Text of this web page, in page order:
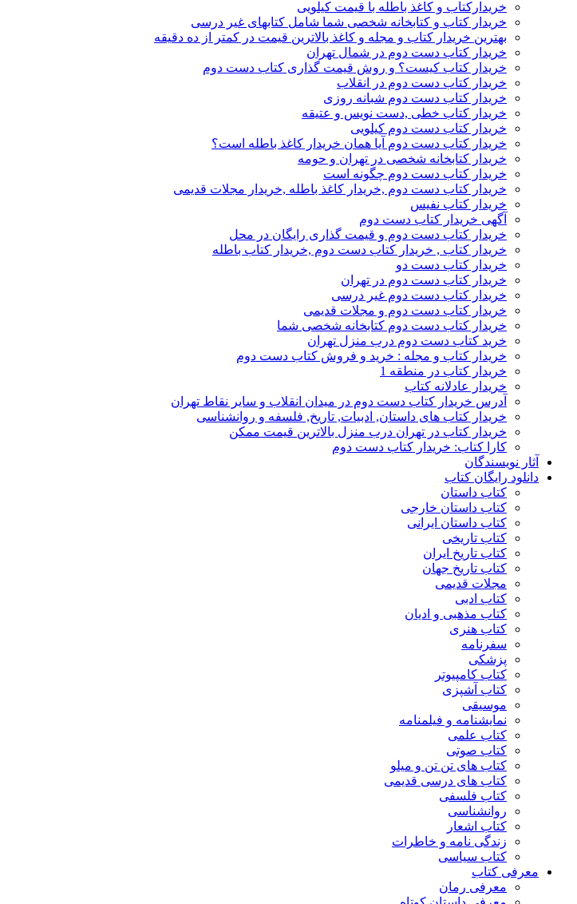
خریدارکتاب و کاغذ باطله با قیمت کیلویی
خریدار کتاب و کتابخانه شخصی شما شامل کتابهای غیر درسی
بهترین خریدار کتاب و مجله و کاغذ بالاترین قیمت در کمتر از ده دقیقه
خریدار کتاب دست دوم در شمال تهران
خریدار کتاب کیست؟ و روش قیمت گذاری کتاب دست دوم
خریدار کتاب دست دوم در انقلاب
خریدار کتاب دست دوم شبانه روزی
خریدار کتاب خطی ,دست نویس و عتیقه
خریدار کتاب دست دوم کیلویی
خریدار کتاب دست دوم آیا همان خریدار کاغذ باطله است؟
خریدار کتابخانه شخصی در تهران و حومه
خریدار کتاب دست دوم چگونه است
خریدار کتاب دست دوم ,خریدار کاغذ باطله ,خریدار مجلات قدیمی
خریدار کتاب نفیس
آگهی خریدار کتاب دست دوم
خریدار کتاب دست دوم و قیمت گذاری رایگان در محل
خریدار کتاب , خریدار کتاب دست دوم ,خریدار کتاب باطله
خریدار کتاب دست دو
خریدار کتاب دست دوم در تهران
خریدار کتاب دست دوم غیر درسی
خریدار کتاب دست دوم و مجلات قدیمی
خریدار کتاب دست دوم کتابخانه شخصی شما
خرید کتاب دست دوم درب منزل تهران
خریدار کتاب و مجله : خرید و فروش کتاب دست دوم
خریدار کتاب در منطقه 1
خریدار عادلانه کتاب
آدرس خریدار کتاب دست دوم در میدان انقلاب و سایر نقاط تهران
خریدار کتاب های داستان, ادبیات, تاریخ, فلسفه و روانشناسی
خریدار کتاب در تهران درب منزل بالاترین قیمت ممکن
کارا کتاب: خریدار کتاب دست دوم
آثار نویسندگان
دانلود رایگان کتاب
کتاب داستان
کتاب داستان خارجی
کتاب داستان ایرانی
کتاب تاریخی
کتاب تاریخ ایران
کتاب تاریخ جهان
مجلات قدیمی
کتاب ادبی
کتاب مذهبی و ادیان
کتاب هنری
سفرنامه
پزشکی
کتاب کامپیوتر
کتاب آشپزی
موسیقی
نمایشنامه و فیلمنامه
کتاب علمی
کتاب صوتی
کتاب های تن تن و میلو
کتاب های درسی قدیمی
کتاب فلسفی
روانشناسی
کتاب اشعار
زندگی نامه و خاطرات
کتاب سیاسی
معرفی کتاب
معرفی رمان